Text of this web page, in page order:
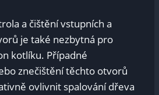
a čištění vstupních a
je také nezbytná pro
kotlíku. Případné
znečištění těchto otvorů
ovlivnit spalování dřeva